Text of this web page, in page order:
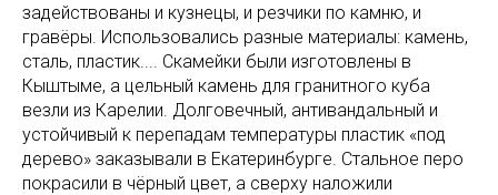
задействованы и кузнецы, и резчики по камню, и
гравёры. Использовались разные материалы: камень,
сталь, пластик.... Скамейки были изготовлены в
Кыштыме, а цельный камень для гранитного куба
везли из Карелии. Долговечный, антивандальный и
устойчивый к перепадам температуры пластик «под
дерево» заказывали в Екатеринбурге. Стальное перо
покрасили в чёрный цвет, а сверху наложили